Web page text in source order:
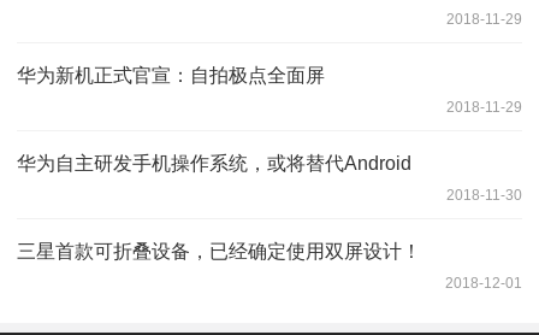
2018-11-29
华为新机正式官宣：自拍极点全面屏
2018-11-29
华为自主研发手机操作系统，或将替代Android
2018-11-30
三星首款可折叠设备，已经确定使用双屏设计！
2018-12-01